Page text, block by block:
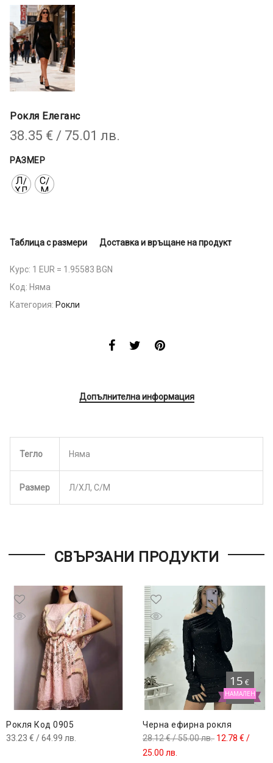
Рокля Елеганс
38.35 € / 75.01 лв.
РАЗМЕР
Л/
ХЛ
С/
М
Таблица с размери Доставка и връщане на продукт
Курс: 1 EUR = 1.95583 BGN
Код: Няма
Категория: Рокли
Допълнителна информация
Тегло Няма
Размер Л/ХЛ, С/М
СВЪРЗАНИ ПРОДУКТИ
Рокля Код 0905
33.23 € / 64.99 лв.
НАМАЛЕН
15 €
Черна ефирна рокля
28.12€/ 55.00 лв.Original
12.78 € /
25.00 лв.